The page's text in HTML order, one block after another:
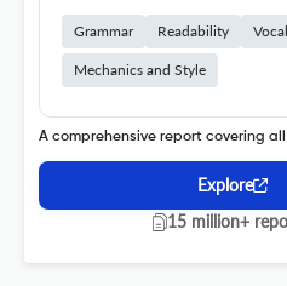
Grammar Readability
Mechanics and Style
A comprehensive report covering
Explore
15 million+